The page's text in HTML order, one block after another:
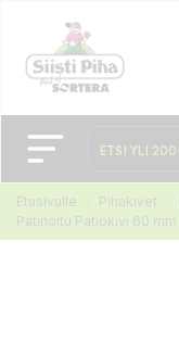
Etusivulle Pihakivet
Patinoitu Patiokivi 60 mm